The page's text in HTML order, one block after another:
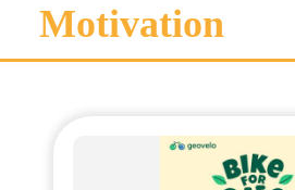
Motivation